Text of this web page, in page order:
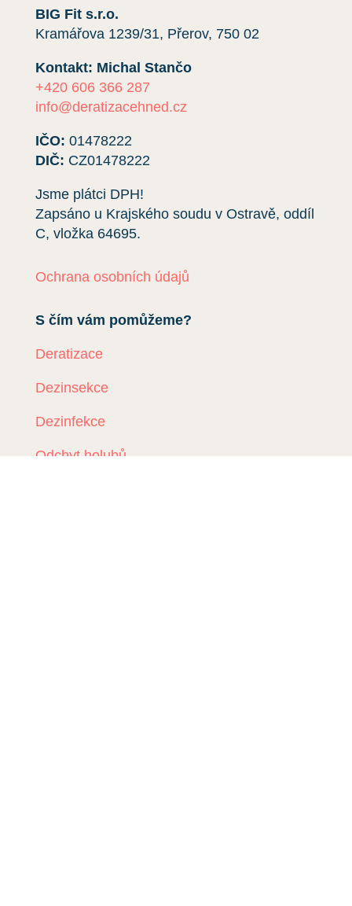
BIG Fit s.r.o.
Kramářova 1239/31, Přerov, 750 02
Kontakt: Michal Stančo
+420 606 366 287
info@deratizacehned.cz
IČO: 01478222
DIČ: CZ01478222
Jsme plátci DPH!
Zapsáno u Krajského soudu v Ostravě, oddíl
C, vložka 64695.
Ochrana osobních údajů
S čím vám pomůžeme?
Deratizace
Dezinsekce
Dezinfekce
Odchyt holubů